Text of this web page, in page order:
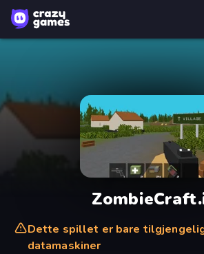
Dette spillet er bare
datamaskiner